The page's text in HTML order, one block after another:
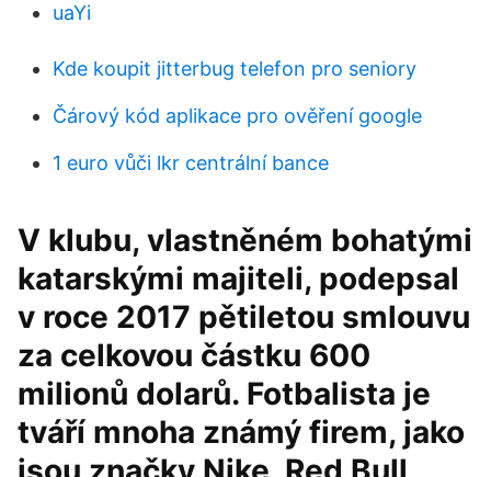
uaYi
Kde koupit jitterbug telefon pro seniory
Čárový kód aplikace pro ověření google
1 euro vůči lkr centrální bance
V klubu, vlastněném bohatými
katarskými majiteli, podepsal
v roce 2017 pětiletou smlouvu
za celkovou částku 600
milionů dolarů. Fotbalista je
tváří mnoha známý firem, jako